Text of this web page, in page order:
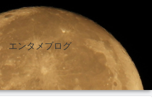
エンタメブログ